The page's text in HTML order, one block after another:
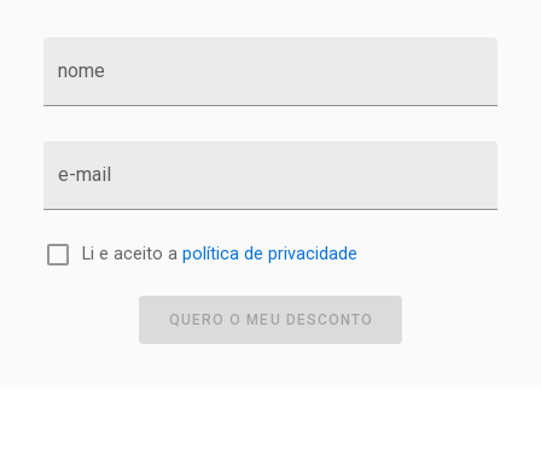
nome
e-mail
Li e aceito a política de privacidade
QUERO O MEU DESCONTO